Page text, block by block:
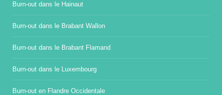
Burn-out dans le Hainaut
Burn-out dans le Brabant Wallon
Burn-out dans le Brabant Flamand
Burn-out dans le Luxembourg
Burn-out en Flandre Occidentale